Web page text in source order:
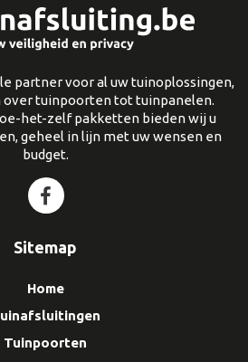
partner voor al uw tuinoplossingen,
tuinpoorten tot tuinpanelen.
het-zelf pakketten bieden wij u
geheel in lijn met uw wensen en
budget.
Sitemap
Home
Tuinpoorten